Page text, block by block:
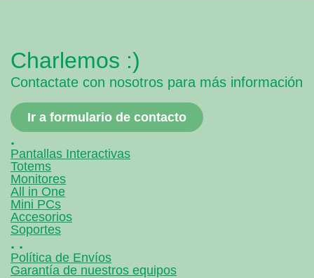
Charlemos :)
Contactate con nosotros para más información
Ir a formulario de contacto
.
Pantallas Interactivas
Totems
Monitores
All in One
Mini PCs
Accesorios
Soportes
. .
Política de Envíos
Garantía de nuestros equipos